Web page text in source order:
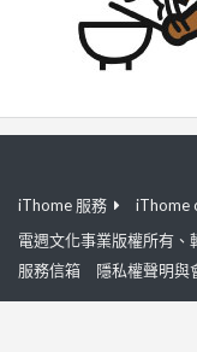
iThome 服務 iThome
電週文化事業版權所有
服務信箱
隱私權聲明與